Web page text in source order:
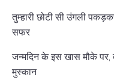
तुम्हारी छोटी सी उंगली
सफर
जन्मदिन के इस खास मौके पर,
मुस्कान